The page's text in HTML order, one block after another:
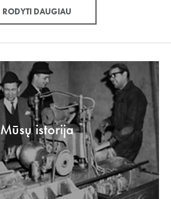
RODYTI DAUGIAU
Mūsų istorija